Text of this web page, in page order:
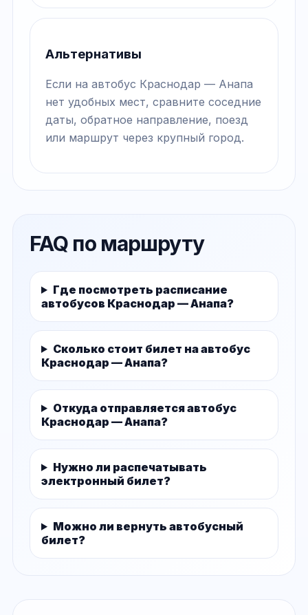
Альтернативы
Если на автобус Краснодар — Анапа
нет удобных мест, сравните соседние
даты, обратное направление, поезд
или маршрут через крупный город.
FAQ по маршруту
Где посмотреть расписание
автобусов Краснодар — Анапа?
Сколько стоит билет на автобус
Краснодар — Анапа?
Откуда отправляется автобус
Краснодар — Анапа?
Нужно ли распечатывать
электронный билет?
Можно ли вернуть автобусный
билет?